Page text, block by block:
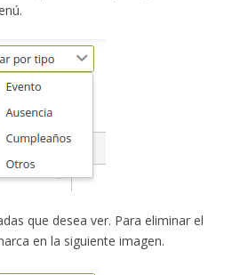
que desea ver. Para eliminar el
en la siguiente imagen.